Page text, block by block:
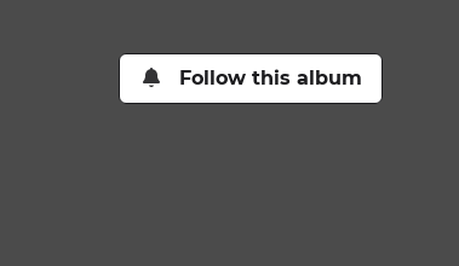
Follow this album